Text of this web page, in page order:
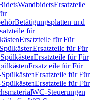
WandbidetsErsatzteile
Betätigungsplatten und
für
Ersatzteile für Für
Ersatzteile für Für
Ersatzteile für Für
Ersatzteile für Für
Ersatzteile für Für
Ersatzteile für Für
WC-Steuerungen